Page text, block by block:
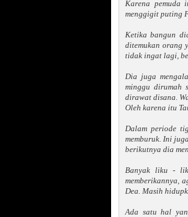
Karena pemuda
menggigit puting
Ketika bangun
ditemukan orang
tidak ingat lagi,
Dia juga
minggu dirumah
dirawat disana.
Oleh karena itu
Dalam periode
memburuk. Ini
berikutnya dia
Banyak liku -
memberikannya,
Dea. Masih
Ada satu hal